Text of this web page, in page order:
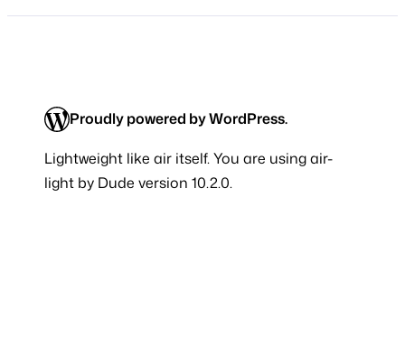
Proudly powered by WordPress.
Lightweight likeair itself. You are using air-
light by Dude version 10.2.0.